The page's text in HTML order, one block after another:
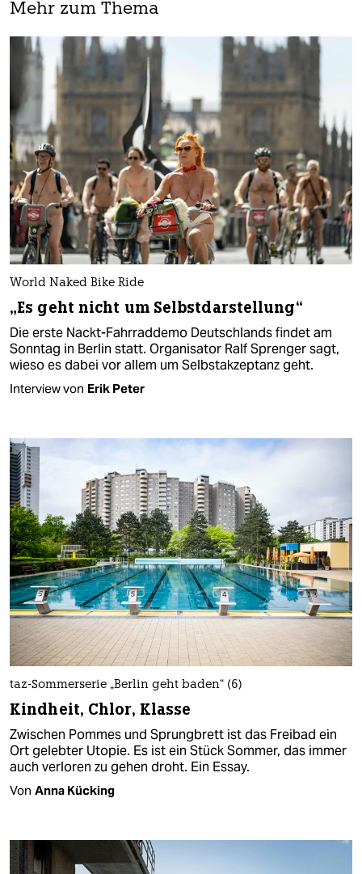
Mehr zum Thema
World Naked Bike Ride
„Es geht nicht um Selbstdarstellung“
Die erste Nackt-Fahrraddemo Deutschlands findet am
Sonntag in Berlin statt. Organisator Ralf Sprenger sagt,
wieso es dabei vor allem um Selbstakzeptanz geht.
Interview von Erik Peter
taz-Sommerserie „Berlin geht baden“ (6)
Kindheit, Chlor, Klasse
Zwischen Pommes und Sprungbrett ist das Freibad ein
Ort gelebter Utopie. Es ist ein Stück Sommer, das immer
auch verloren zu gehen droht. Ein Essay.
Von Anna Kücking